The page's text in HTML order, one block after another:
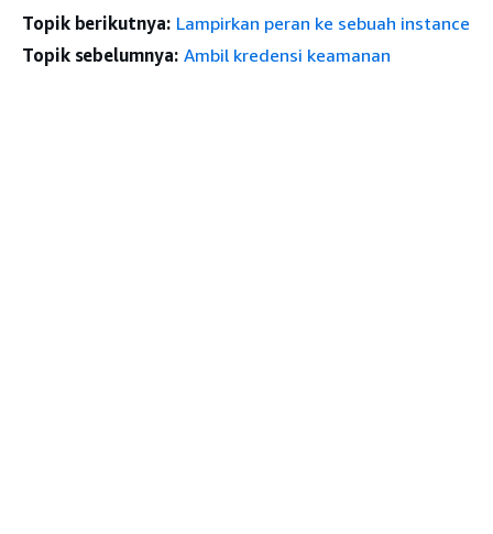
Topik berikutnya: Lampirkan peran ke sebuah instance
Topik sebelumnya: Ambil kredensi keamanan